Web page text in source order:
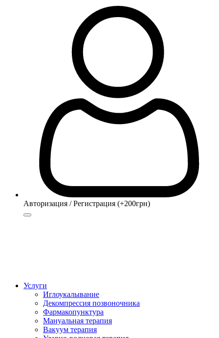
Авторизация / Регистрация (+200грн)
Услуги
Иглоукалывание
Декомпрессия позвоночника
Фармакопунктура
Мануальная терапия
Вакуум терапия